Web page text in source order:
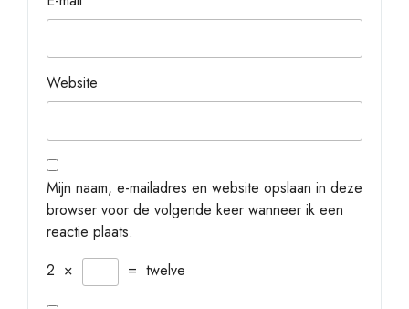
Website
Mijn naam, e-mailadres en website opslaan in deze
browser voor de volgende keer wanneer ik een
reactie plaats.
2 × = twelve